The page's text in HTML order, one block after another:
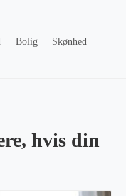
Bolig
Skønhed
hvis din